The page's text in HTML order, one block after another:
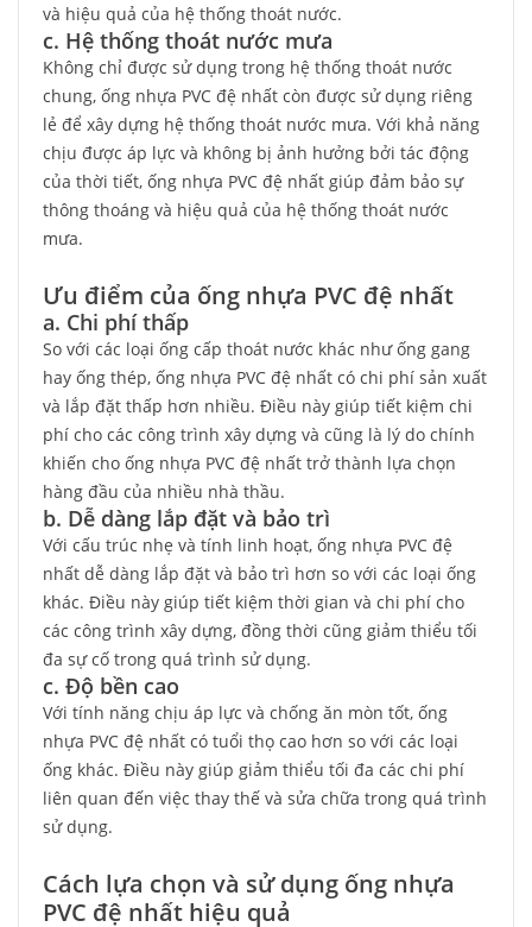
và hiệu quả của hệ thống thoát nước.
c. Hệ thống thoát nước mưa
Không chỉ được sử dụng trong hệ thống thoát nước
chung, ống nhựa PVC đệ nhất còn được sử dụng riêng
lẻ để xây dựng hệ thống thoát nước mưa. Với khả năng
chịu được áp lực và không bị ảnh hưởng bởi tác động
của thời tiết, ống nhựa PVC đệ nhất giúp đảm bảo sự
thông thoáng và hiệu quả của hệ thống thoát nước
mưa.
Ưu điểm của ống nhựa PVC đệ nhất
a. Chi phí thấp
So với các loại ống cấp thoát nước khác như ống gang
hay ống thép, ống nhựa PVC đệ nhất có chi phí sản xuất
và lắp đặt thấp hơn nhiều. Điều này giúp tiết kiệm chi
phí cho các công trình xây dựng và cũng là lý do chính
khiến cho ống nhựa PVC đệ nhất trở thành lựa chọn
hàng đầu của nhiều nhà thầu.
b. Dễ dàng lắp đặt và bảo trì
Với cấu trúc nhẹ và tính linh hoạt, ống nhựa PVC đệ
nhất dễ dàng lắp đặt và bảo trì hơn so với các loại ống
khác. Điều này giúp tiết kiệm thời gian và chi phí cho
các công trình xây dựng, đồng thời cũng giảm thiểu tối
đa sự cố trong quá trình sử dụng.
c. Độ bền cao
Với tính năng chịu áp lực và chống ăn mòn tốt, ống
nhựa PVC đệ nhất có tuổi thọ cao hơn so với các loại
ống khác. Điều này giúp giảm thiểu tối đa các chi phí
liên quan đến việc thay thế và sửa chữa trong quá trình
sử dụng.
Cách lựa chọn và sử dụng ống nhựa
PVC đệ nhất hiệu quả